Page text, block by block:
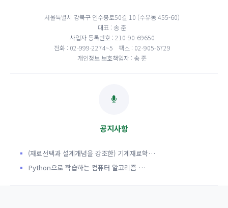
서울특별시 강북구 인수봉로50길 10 (수유동 455-60)
대표 : 송 준
사업자 등록번호 : 210-90-69650
전화 : 02-999-2274~5
팩스 : 02-905-6729
개인정보 보호책임자 : 송 준
공지사항
(재료선택과 설계개념을 강조한) 기계재료학…
Python으로 학습하는 컴퓨터 알고리즘 …